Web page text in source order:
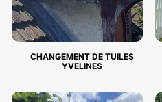
CHANGEMENT DE TUILES
YVELINES